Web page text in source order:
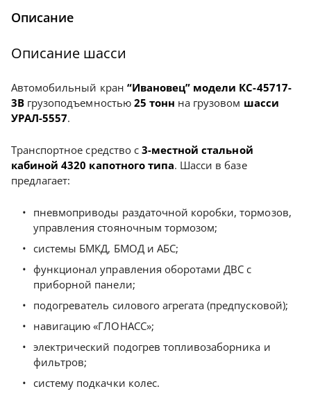
Описание
Описание шасси
Автомобильный кран “Ивановец” модели КС-45717-
3В грузоподъемностью25 тонн на грузовом шасси
УРАЛ-5557.
Транспортное средство с 3-местной стальной
кабиной 4320 капотного типа. Шасси в базе
предлагает:
пневмоприводы раздаточной коробки, тормозов,
управления стояночным тормозом;
системы БМКД, БМОД и АБС;
функционал управления оборотами ДВС с
приборной панели;
подогреватель силового агрегата (предпусковой);
навигацию «ГЛОНАСС»;
электрический подогрев топливозаборника и
фильтров;
систему подкачки колес.